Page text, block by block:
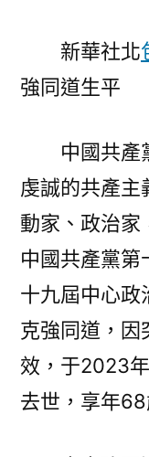
新華社北
強同道生平
中國共產
虔誠的共產主
動家、政治家
中國共產黨第
十九屆中心政
克強同道，因
效，于2023
去世，享年68